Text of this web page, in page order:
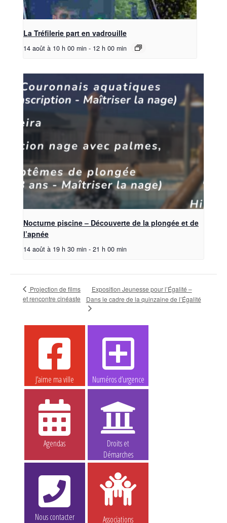
La Tréfilerie part en vadrouille
14 août à 10 h 00 min - 12 h 00 min
Nocturne piscine – Découverte de la plongée et de
l’apnée
14 août à 19 h 30 min - 21 h 00 min
Projection de films
et rencontre cinéaste
Exposition Jeunesse pour l’Égalité –
Dans le cadre de la quinzaine de l’Égalité
J’aime ma ville Numéros d’urgence
Agendas
Droits et
Démarches
Nous contacter Associations